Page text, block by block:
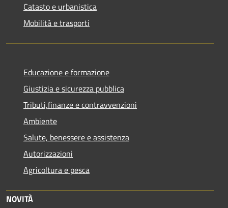
Catasto e urbanistica
Mobilità e trasporti
Educazione e formazione
Giustizia e sicurezza pubblica
Tributi,finanze e contravvenzioni
Ambiente
Salute, benessere e assistenza
Autorizzazioni
Agricoltura e pesca
NOVITÀ